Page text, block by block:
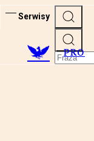
Serwisy
PRO